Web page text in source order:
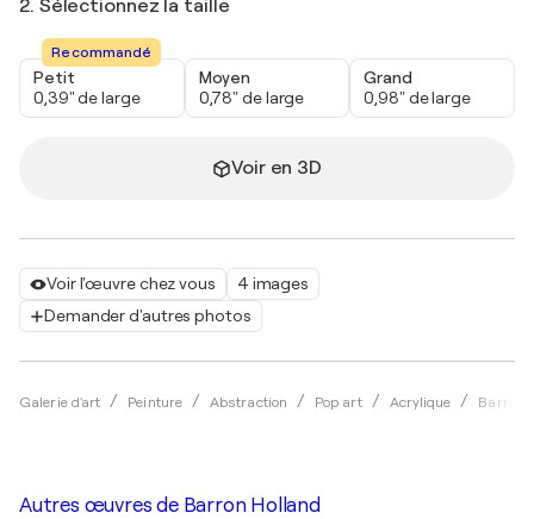
Voir l'œuvre chez vous
4 images
Demander d'autres photos
Galerie d'art Peinture Abstraction Pop art Acrylique Barron
2. Sélectionnez la taille
Recommandé
Petit
0,39" de large
Moyen
0,78" de large
Grand
0,98" de large
Voir en 3D
Autres œuvres de Barron Holland